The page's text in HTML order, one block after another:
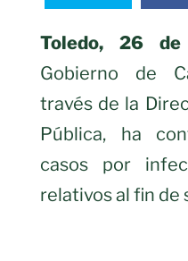
Toledo, 26
Gobierno de
través de la
Pública, ha
casos por
relativos al fin de